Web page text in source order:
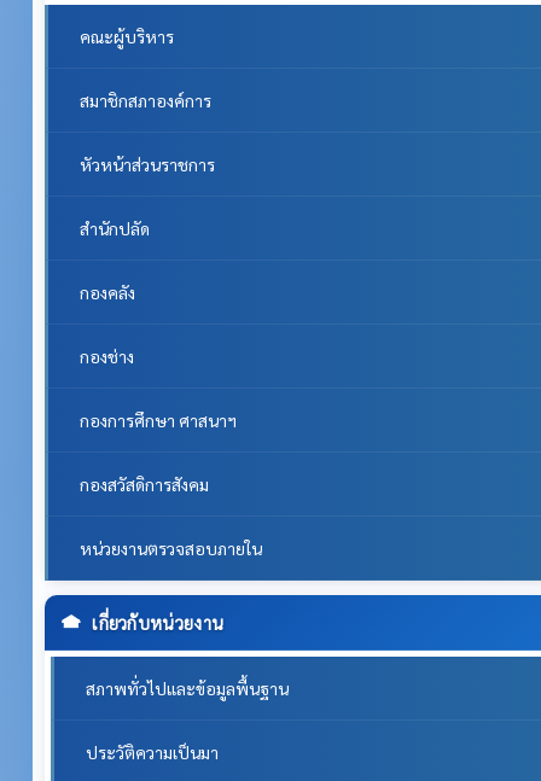
คณะผู้บริหาร
สมาชิกสภาองค์การ
หัวหน้าส่วนราชการ
สำนักปลัด
กองคลัง
กองช่าง
กองการศึกษา ศาสนาฯ
กองสวัสดิการสังคม
หน่วยงานตรวจสอบภายใน
เกี่ยวกับหน่วยงาน
สภาพทั่วไปและข้อมูลพื้นฐาน
ประวัติความเป็นมา